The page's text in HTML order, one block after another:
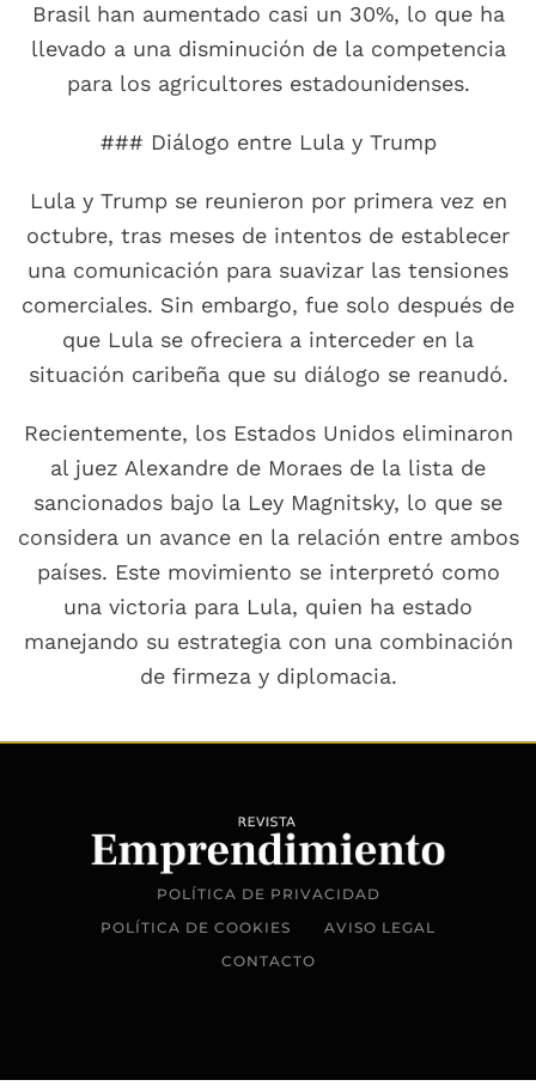
Brasil han aumentado casi un 30%, lo que ha
llevado a una disminución de la competencia
para los agricultores estadounidenses.
### Diálogo entre Lula y Trump
Lula y Trump se reunieron por primera vez en
octubre, tras meses de intentos de establecer
una comunicación para suavizar las tensiones
comerciales. Sin embargo, fue solo después de
que Lula se ofreciera a interceder en la
situación caribeña que su diálogo se reanudó.
Recientemente, los Estados Unidos eliminaron
al juez Alexandre de Moraes de la lista de
sancionados bajo la Ley Magnitsky, lo que se
considera un avance en la relación entre ambos
países. Este movimiento se interpretó como
una victoria para Lula, quien ha estado
manejando su estrategia con una combinación
de firmeza y diplomacia.
POLÍTICA DE PRIVACIDAD
POLÍTICA DE COOKIES
AVISO LEGAL
CONTACTO